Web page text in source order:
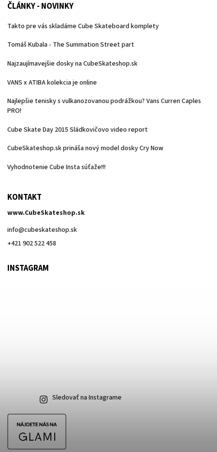
ČLÁNKY - NOVINKY
Takto pre vás skladáme Cube Skateboard komplety
Tomáš Kubala - The Summation Street part
Najzaujímavejšie dosky na CubeSkateshop.sk
VANS x ATIBA kolekcia je online
Najlepšie tenisky s vulkanozovanou podrážkou? Vans Curren Caples
PRO!
Cube Skate Day 2015 Sládkovičovo video report
CubeSkateshop.sk prináša nový model dosky Cry Now
Vyhodnotenie Cube Insta súťaže!!!
KONTAKT
www.CubeSkateshop.sk
info@cubeskateshop.sk
+421 902 522 458
INSTAGRAM
Sledovať na Instagrame